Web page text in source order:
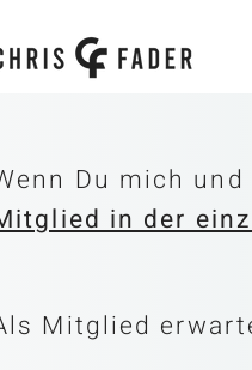
Du mich
in der
Mitglied